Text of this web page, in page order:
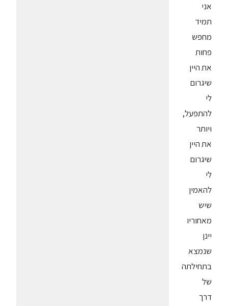
אני
תמיד
מחפש
פחות
את היין
שיגרום
לי
להתפעל,
ויותר
את היין
שיגרום
לי
להאמין
שיש
מאחוריו
יינן
שנמצא
בתחילתה
של
דרך